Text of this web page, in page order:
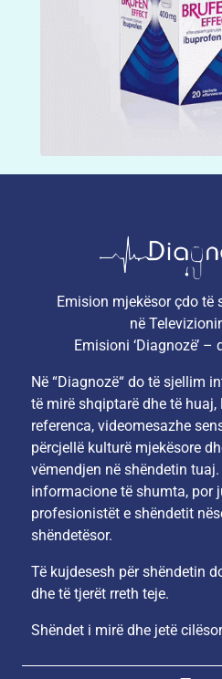
Emision mjekësor çdo të
në
Emisioni ‘Diagnozë’
Në “Diagnozë“ do të sjellim
të mirë shqiptarë dhe të
referenca, videomesazhe
përcjellë kulturë mjekësore
vëmendjen në shëndetin
informacione të shumta, por
profesionistët e shëndetit
shëndetësor.
Të kujdesesh për shëndetin
dhe të tjerët rreth teje.
Shëndet i mirë dhe jetë